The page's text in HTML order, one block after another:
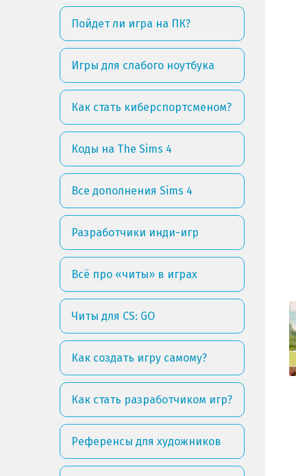
Пойдет ли игра на ПК?
Игры для слабого ноутбука
Как стать киберспортсменом?
Коды на The Sims 4
Все дополнения Sims 4
Разработчики инди-игр
Всё про «читы» в играх
Читы для CS: GO
Как создать игру самому?
Как стать разработчиком игр?
Референсы для художников